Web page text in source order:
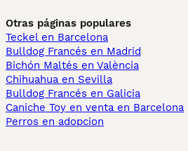
Otras páginas populares
Teckel en Barcelona
Bulldog Francés en Madrid
Bichón Maltés en València
Chihuahua en Sevilla
Bulldog Francés en Galicia
Caniche Toy en venta en Barcelona
Perros en adopcion